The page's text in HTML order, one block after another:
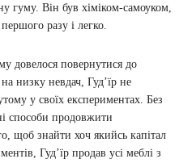
гуму. Він був хіміком-самоуком,
разу і легко.
довелося повернутися до
низку невдач, Гудʼїр не
у своїх експериментах. Без
способи продовжити
щоб знайти хоч якийсь капітал
Гудʼїр продав усі меблі з